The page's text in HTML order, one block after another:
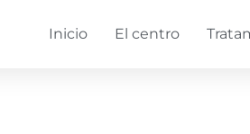
Inicio El centro